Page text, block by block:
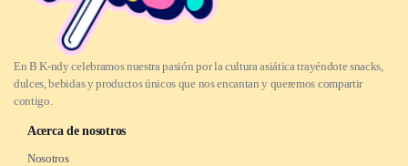
En B K-ndy celebramos nuestra pasión por la cultura asiática trayéndote snacks,
dulces, bebidas y productos únicos que nos encantan y queremos compartir
contigo.
Acerca de nosotros
Nosotros